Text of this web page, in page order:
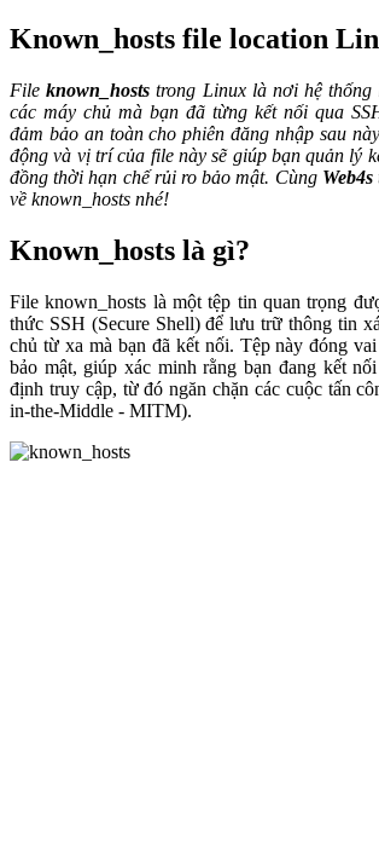
Known_hosts file location
Fileknown_hosts trong Linux là nơi hệ
các máy chủ mà bạn đã từng kết nối qua
đảm bảo an toàn cho phiên đăng nhập sau
động và vị trí của file này sẽ giúp bạn quản lý
đồng thời hạn chế rủi ro bảo mật. Cùng Web4s
về known_hosts nhé!
Known_hosts là gì?
File known_hosts là một tệp tin quan trọng
thức SSH (Secure Shell) để lưu trữ thông tin
chủ từ xa mà bạn đã kết nối. Tệp này đóng
bảo mật, giúp xác minh rằng bạn đang kết
định truy cập, từ đó ngăn chặn các cuộc tấn
in-the-Middle - MITM).